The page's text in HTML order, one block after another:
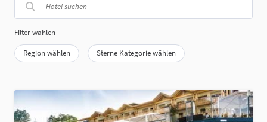
Filter wählen
Region wählen Sterne Kategorie wählen